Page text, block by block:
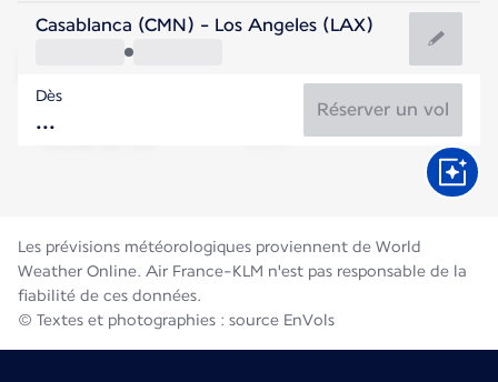
Etats-Unis
Los Angeles
Etats-Unis
Durée du vol
Casablanca (CMN) - Los Angeles (LAX)
Dès
Réserver un vol
Les prévisions météorologiques proviennent de World
Weather Online. Air France-KLM n'est pas responsable de la
fiabilité de ces données.
© Textes et photographies : source EnVols